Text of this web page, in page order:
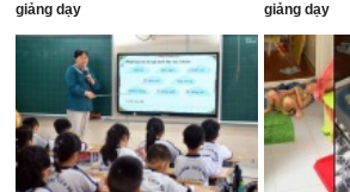
giảng dạy
giảng dạy